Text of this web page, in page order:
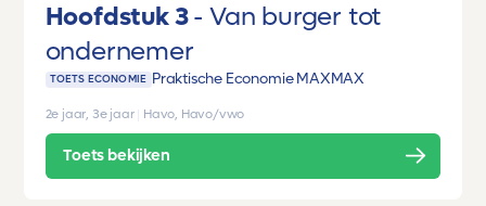
Hoofdstuk 3
Van burger tot
ondernemer
TOETS ECONOMIE Praktische Economie MAXMAX
2e jaar, 3e jaar Havo, Havo/vwo
Toets bekijken